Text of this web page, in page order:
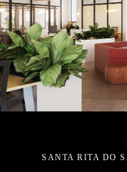
SANTA RITA DO